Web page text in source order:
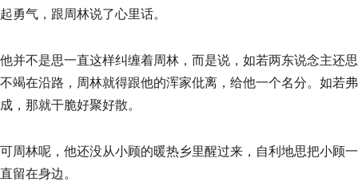
起勇气，跟周林说了心里话。
他并不是思一直这样纠缠着周林，而是说，如若两东说念主还思
不竭在沿路，周林就得跟他的浑家仳离，给他一个名分。如若弗
成，那就干脆好聚好散。
可周林呢，他还没从小顾的暖热乡里醒过来，自利地思把小顾一
直留在身边。